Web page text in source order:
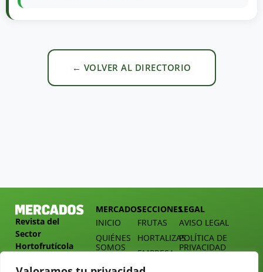
← VOLVER AL DIRECTORIO
Revista del
Sector
Hortofrutícola
MERCADOS
INICIO
QUIÉNES
SOMOS
SECCIONES
FRUTAS
HORTALIZAS
EMPRESA
MERCADOS
LEGAL
AVISO LEGAL
POLÍTICA DE
PRIVACIDAD